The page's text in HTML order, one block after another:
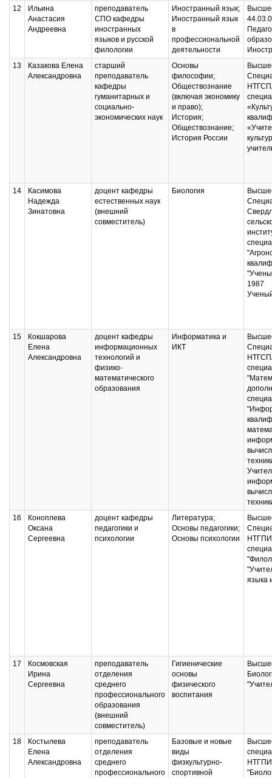
12
Ильина
Анастасия
Андреевна
преподаватель
СПО кафедры
иностранных
языков и русской
филологии
Иностранный язык;
Иностранный язык
в
профессиональной
деятельности
13
Казакова Елена
Александровна
старший
преподаватель
кафедры
гуманитарных и
социально-
экономических наук
Основы
философии;
Обществознание
(включая экономику
и право);
История;
Обществознание;
История России
14
Касимова
Надежда
Зинатовна
доцент кафедры
естественных наук
(внешний
совместитель)
Биология
1987
15
Кокшарова
Елена
Александровна
доцент кафедры
информационных
технологий и
физико-
математического
образования
Информатика и
ИКТ
16
Коноплева
Оксана
Сергеевна
доцент кафедры
педагогики и
психологии
Литература;
Основы педагогики;
Основы психологии
языка
17
Космовская
Ирина
Сергеевна
преподаватель
отделения
среднего
профессионального
образования
(внешний
совместитель)
Гигиенические
основы
физического
воспитания
18
Костылева
Елена
Александровна
преподаватель
отделения
среднего
профессионального
Базовые и новые
виды
физкультурно-
спортивной